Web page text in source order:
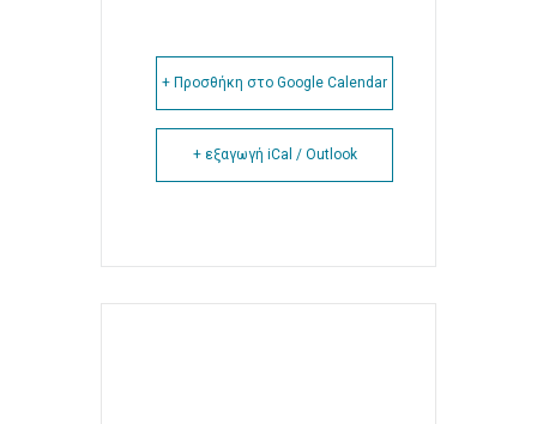
+ Προσθήκη στο Google Calendar
+ εξαγωγή iCal / Outlook